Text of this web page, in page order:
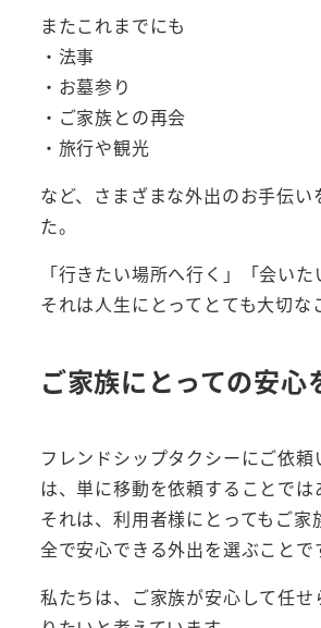
またこれまでにも
・法事
・お墓参り
・ご家族との再会
・旅行や観光
など、さまざまな外出のお手伝い
た。
「行きたい場所へ行く」「会いた
それは人生にとってとても大切な
ご家族にとっての安心
フレンドシップタクシーにご依頼
は、単に移動を依頼することでは
それは、利用者様にとってもご家
全で安心できる外出を選ぶことで
私たちは、ご家族が安心して任せ